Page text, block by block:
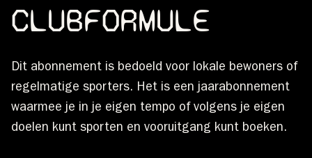
CLUBFORMULE
Dit abonnement is bedoeld voor lokale bewoners of
regelmatige sporters. Het is een jaarabonnement
waarmee je in je eigen tempo of volgens je eigen
doelen kunt sporten en vooruitgang kunt boeken.